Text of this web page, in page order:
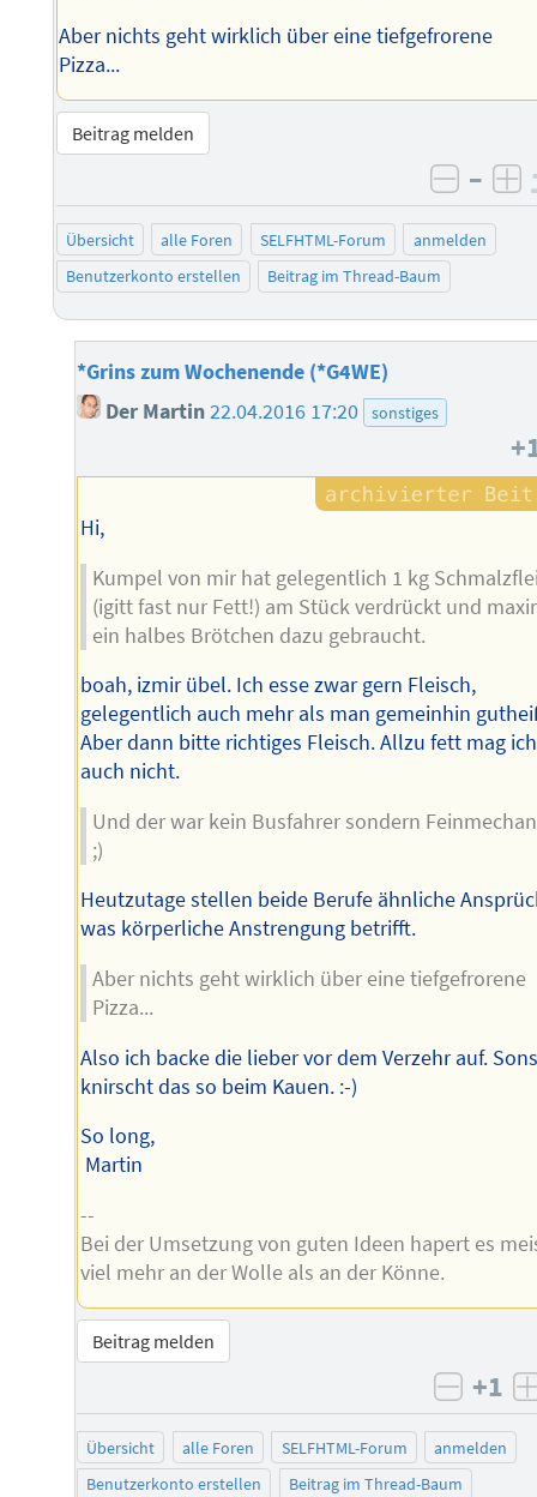
Aber nichts geht wirklich über eine tiefgefrorene
Pizza...
Beitrag melden
–
Übersicht alle Foren SELFHTML-Forum
anmelden
Benutzerkonto erstellen
Beitrag im Thread-Baum
*Grins zum Wochenende (*G4WE)
Der Martin22.04.2016 17:20 sonstiges
Hi,
Kumpel von mir hat gelegentlich 1 kg
(igitt fast nur Fett!) am Stück verdrückt und
ein halbes Brötchen dazu gebraucht.
boah, izmir übel. Ich esse zwar gern Fleisch,
gelegentlich auch mehr als man gemeinhin
Aber dann bitte richtiges Fleisch. Allzu fett mag
auch nicht.
Und der war kein Busfahrer sondern
;)
Heutzutage stellen beide Berufe ähnliche
was körperliche Anstrengung betrifft.
Aber nichts geht wirklich über eine tiefgefrorene
Pizza...
Also ich backe die lieber vor dem Verzehr auf.
knirscht das so beim Kauen. :-)
So long,
Martin
--
Bei der Umsetzung von guten Ideen hapert es
viel mehr an der Wolle als an der Könne.
Beitrag melden
+1
Übersicht alle Foren SELFHTML-Forum
anmelden
Benutzerkonto erstellen
Beitrag im Thread-Baum